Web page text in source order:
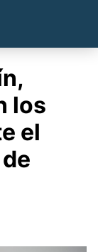
los
el